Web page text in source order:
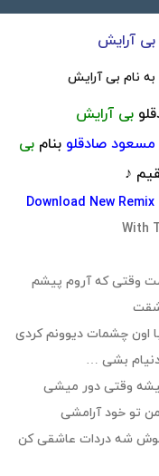
آرایش
بی آرایش
مسعود صادقلو بنام بی
♪
Download New Remix
With
وقتی که آروم پیشم
اون چشمات دیوونم کردی
بشی …
میشه وقتی دور میشی
تو خود آرامشی
شه دردات عاشقی کن